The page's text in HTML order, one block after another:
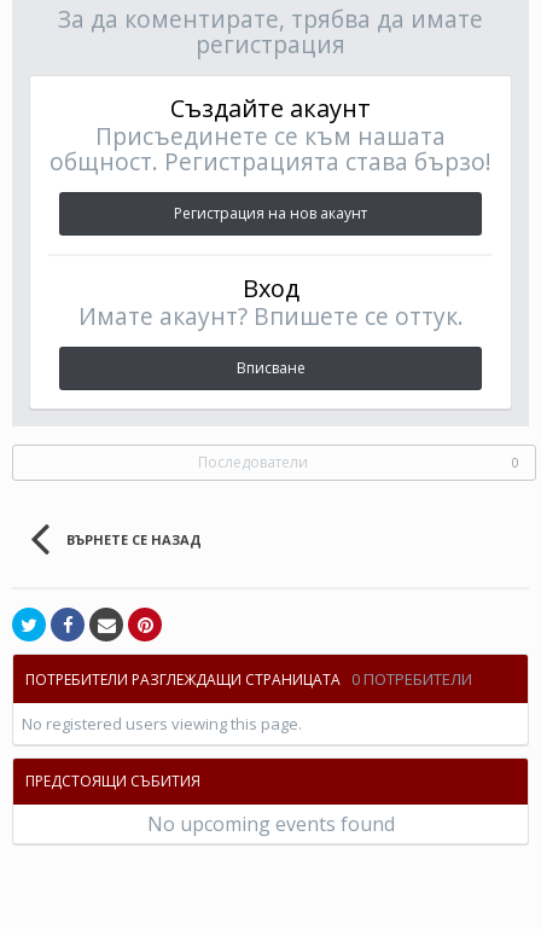
За да коментирате, трябва да имате
регистрация
Създайте акаунт
Присъединете се към нашата
общност. Регистрацията става бързо!
Регистрация на нов акаунт
Вход
Имате акаунт? Впишете се оттук.
Вписване
Последователи 0
ВЪРНЕТЕ СЕ НАЗАД
ПОТРЕБИТЕЛИ РАЗГЛЕЖДАЩИ СТРАНИЦАТА 0 ПОТРЕБИТЕЛИ
No registered users viewing this page.
ПРЕДСТОЯЩИ СЪБИТИЯ
No upcoming events found